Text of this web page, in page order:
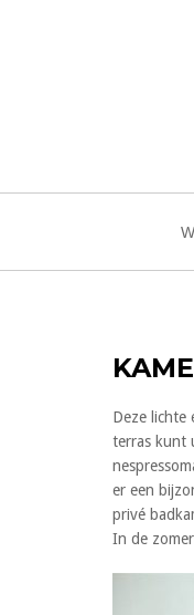
Deze lichte
terras kunt
er een
privé
In de